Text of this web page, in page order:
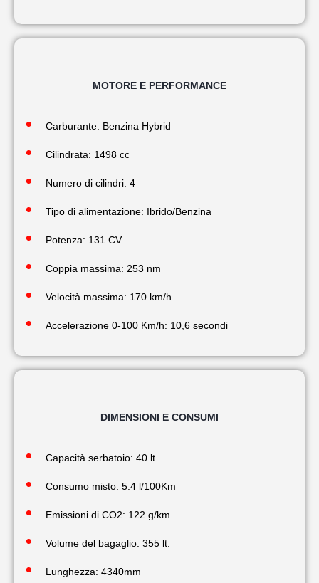
MOTORE E PERFORMANCE
Carburante: Benzina Hybrid
Cilindrata: 1498 cc
Numero di cilindri: 4
Tipo di alimentazione: Ibrido/Benzina
Potenza: 131 CV
Coppia massima: 253 nm
Velocità massima: 170 km/h
Accelerazione 0-100 Km/h: 10,6 secondi
DIMENSIONI E CONSUMI
Capacità serbatoio: 40 lt.
Consumo misto: 5.4 l/100Km
Emissioni di CO2: 122 g/km
Volume del bagaglio: 355 lt.
Lunghezza: 4340mm